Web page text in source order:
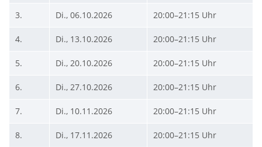
3. Di., 06.10.2026 20:00–21:15 Uhr
4. Di., 13.10.2026 20:00–21:15 Uhr
5. Di., 20.10.2026 20:00–21:15 Uhr
6. Di., 27.10.2026 20:00–21:15 Uhr
7. Di., 10.11.2026 20:00–21:15 Uhr
8. Di., 17.11.2026 20:00–21:15 Uhr